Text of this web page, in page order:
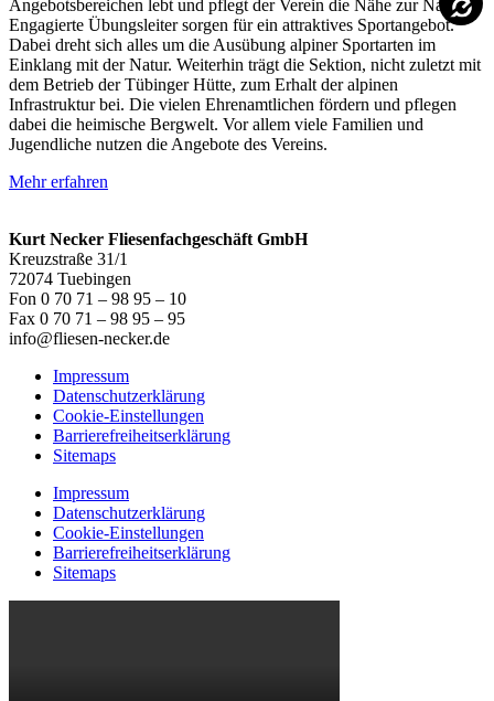
Angebotsbereichen lebt und pflegt der Verein die Nähe zur Natur.
Engagierte Übungsleiter sorgen für ein attraktives Sportangebot.
Dabei dreht sich alles um die Ausübung alpiner Sportarten im
Einklang mit der Natur. Weiterhin trägt die Sektion, nicht zuletzt mit
dem Betrieb der Tübinger Hütte, zum Erhalt der alpinen
Infrastruktur bei. Die vielen Ehrenamtlichen fördern und pflegen
dabei die heimische Bergwelt. Vor allem viele Familien und
Jugendliche nutzen die Angebote des Vereins.
Mehr erfahren
Kurt Necker Fliesenfachgeschäft GmbH
Kreuzstraße 31/1
72074 Tuebingen
Fon 0 70 71 – 98 95 – 10
Fax 0 70 71 – 98 95 – 95
info@fliesen-necker.de
Impressum
Datenschutzerklärung
Cookie-Einstellungen
Barrierefreiheitserklärung
Sitemaps
Impressum
Datenschutzerklärung
Cookie-Einstellungen
Barrierefreiheitserklärung
Sitemaps